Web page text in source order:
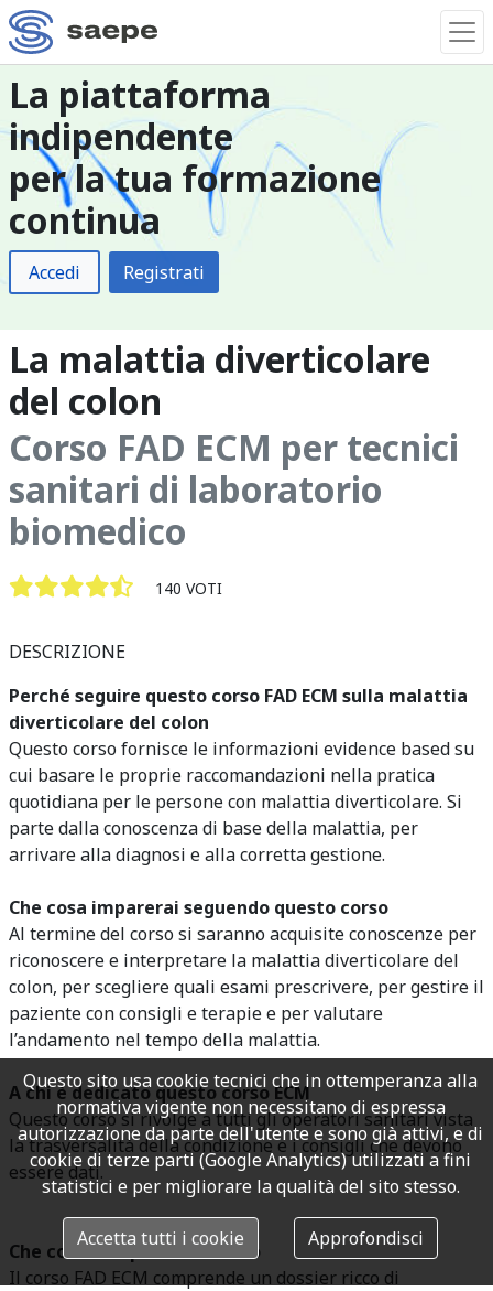
La piattaforma
indipendente
per la tua formazione
continua
Accedi Registrati
La malattia diverticolare
del colon
Corso FAD ECM per tecnici
sanitari di laboratorio
biomedico
140 VOTI
DESCRIZIONE
Perché seguire questo corso FAD ECM sulla malattia
diverticolare del colon
Questo corso fornisce le informazioni evidence based su
cui basare le proprie raccomandazioni nella pratica
quotidiana per le persone con malattia diverticolare. Si
parte dalla conoscenza di base della malattia, per
arrivare alla diagnosi e alla corretta gestione.
Che cosa imparerai seguendo questo corso
Al termine del corso si saranno acquisite conoscenze per
riconoscere e interpretare la malattia diverticolare del
colon, per scegliere quali esami prescrivere, per gestire il
paziente con consigli e terapie e per valutare
l’andamento nel tempo della malattia.
A chi è dedicato questo corso ECM
Questo corso si rivolge a tutti gli operatori sanitari vista
la trasversalità della condizione e i consigli che devono
essere dati.
Che cosa comprende il corso
Il corso FAD ECM comprende un dossier ricco di
Questo sito usa cookie tecnici che in ottemperanza alla
normativa vigente non necessitano di espressa
autorizzazione da parte dell'utente e sono già attivi, e di
cookie di terze parti (Google Analytics) utilizzati a fini
statistici e per migliorare la qualità del sito stesso.
Accetta tutti i cookie Approfondisci